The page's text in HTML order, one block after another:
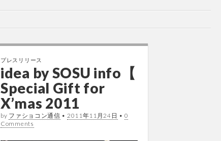
プレスリリース
idea by SOSU info【
Special Gift for
X’mas 2011
by ファショコン通信 • 2011年11月24日 • 0
Comments